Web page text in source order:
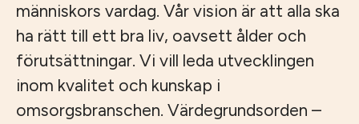
människors vardag. Vår vision är att alla ska
ha rätt till ett bra liv, oavsett ålder och
förutsättningar. Vi vill leda utvecklingen
inom kvalitet och kunskap i
omsorgsbranschen. Värdegrundsorden –